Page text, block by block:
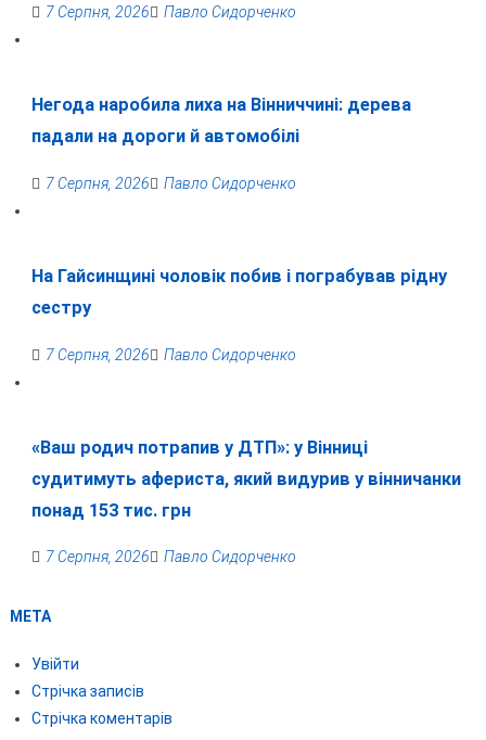
7 Серпня, 2026 Павло Сидорченко
Негода наробила лиха на Вінниччині: дерева
падали на дороги й автомобілі
7 Серпня, 2026 Павло Сидорченко
На Гайсинщині чоловік побив і пограбував рідну
сестру
7 Серпня, 2026 Павло Сидорченко
«Ваш родич потрапив у ДТП»: у Вінниці
судитимуть афериста, який видурив у вінничанки
понад 153 тис. грн
7 Серпня, 2026 Павло Сидорченко
МЕТА
Увійти
Стрічка записів
Стрічка коментарів